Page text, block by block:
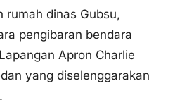
pengibaran bendara
Apron Charlie
yang diselenggarakan